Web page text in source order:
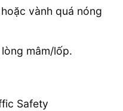
vành quá nóng
mâm/lốp.
Safety